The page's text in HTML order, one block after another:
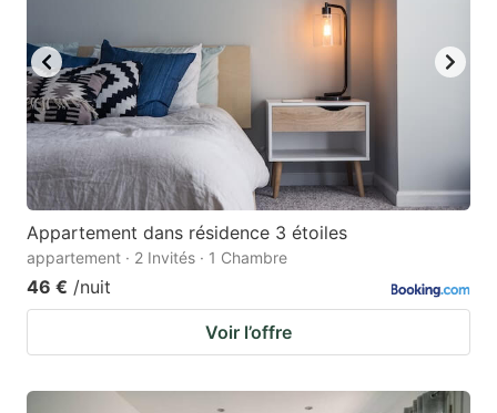
Appartement dans résidence 3 étoiles
appartement · 2 Invités · 1 Chambre
46 € /nuit
Voir l’offre